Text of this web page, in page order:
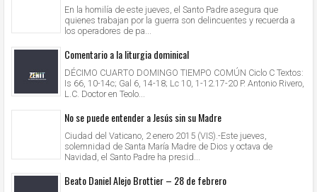
En la homilía de este jueves, el Santo Padre asegura que
quienes trabajan por la guerra son delincuentes y recuerda a
los operadores de pa...
Comentario a la liturgia dominical
DÉCIMO CUARTO DOMINGO TIEMPO COMÚN Ciclo C Textos:
Is 66, 10-14c; Gal 6, 14-18; Lc 10, 1-12.17-20 P. Antonio Rivero,
L.C. Doctor en Teolo...
No se puede entender a Jesús sin su Madre
Ciudad del Vaticano, 2 enero 2015 (VIS).-Este jueves,
solemnidad de Santa María Madre de Dios y octava de
Navidad, el Santo Padre ha presid...
Beato Daniel Alejo Brottier – 28 de febrero